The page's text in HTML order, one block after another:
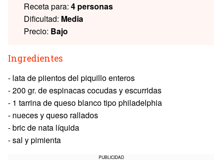
Receta para: 4 personas
Dificultad: Media
Precio: Bajo
Ingredientes
- lata de piientos del piquillo enteros
- 200 gr. de espinacas cocudas y escurridas
- 1 tarrina de queso blanco tipo philadelphia
- nueces y queso rallados
- bric de nata líquida
- sal y pimienta
PUBLICIDAD